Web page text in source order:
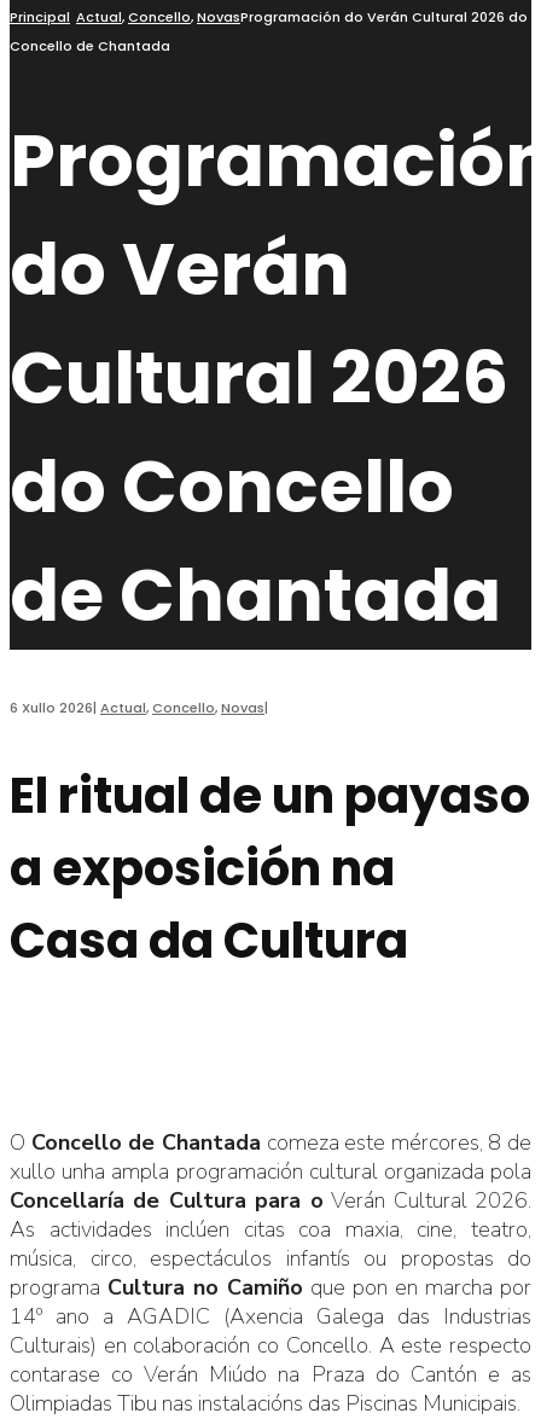
busca
Principal Actual,Concello,NovasProgramación do Verán Cultural 2026 do
Concello de Chantada
do Verán
Cultural 2026
do Concello
de Chantada
6 Xullo 2026| Actual,Concello,Novas|
El ritual de un payaso
a exposición na
Casa da Cultura
O Concello de Chantada comeza este mércores, 8 de
xullo unha ampla programación cultural organizada pola
Concellaría de Cultura para o Verán Cultural 2026.
As actividades inclúen citas coa maxia, cine, teatro,
música, circo, espectáculos infantís ou propostas do
programa Cultura no Camiño que pon en marcha por
14º ano a AGADIC (Axencia Galega das Industrias
Culturais) en colaboración co Concello. A este respecto
contarase co Verán Miúdo na Praza do Cantón e as
Olimpiadas Tibu nas instalacións das Piscinas Municipais.